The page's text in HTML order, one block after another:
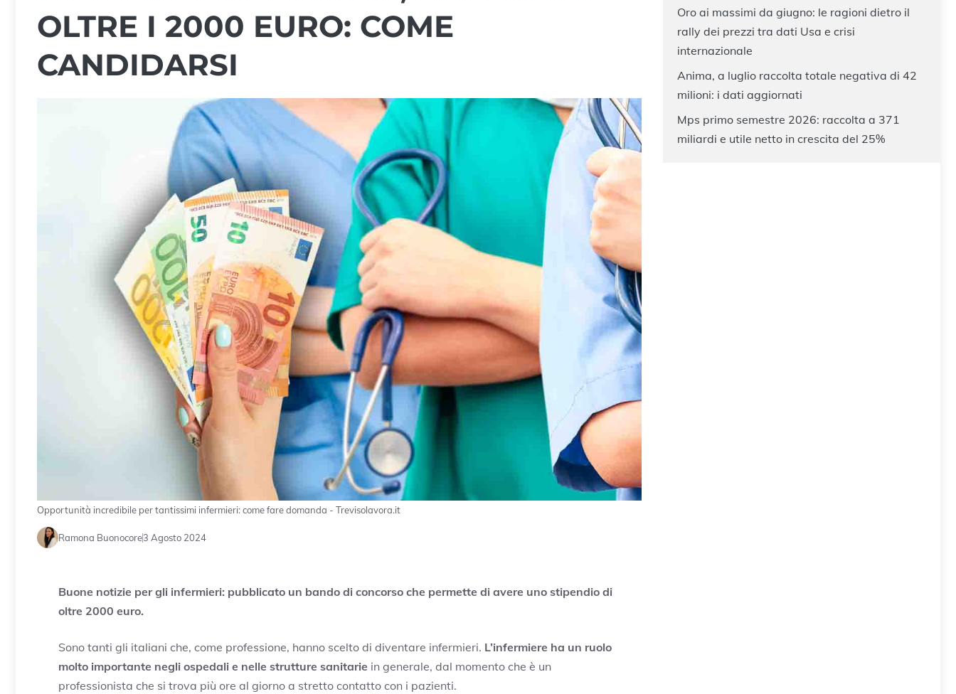
OLTRE I 2000 EURO: COME
CANDIDARSI
Opportunità incredibile per tantissimi infermieri: come fare domanda - Trevisolavora.it
Ramona Buonocore3 Agosto 2024
Buone notizie per gli infermieri: pubblicato un bando di concorso che permette di avere uno stipendio di
oltre 2000 euro.
Sono tanti gli italiani che, come professione, hanno scelto di diventare infermieri. L’infermiere ha un ruolo
molto importante negli ospedali e nelle strutture sanitarie in generale, dal momento che è un
professionista che si trova più ore al giorno a stretto contatto con i pazienti.
Oro ai massimi da giugno: le ragioni dietro il
rally dei prezzi tra dati Usa e crisi
internazionale
Anima, a luglio raccolta totale negativa di 42
milioni: i dati aggiornati
Mps primo semestre 2026: raccolta a 371
miliardi e utile netto in crescita del 25%